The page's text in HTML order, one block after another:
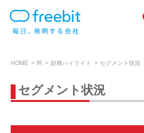
HOME IR 財務ハイライト セグメント状況
セグメント状況